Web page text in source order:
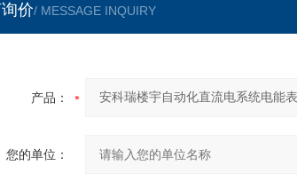
价/ MESSAGE INQUIRY
产品：
您的单位：